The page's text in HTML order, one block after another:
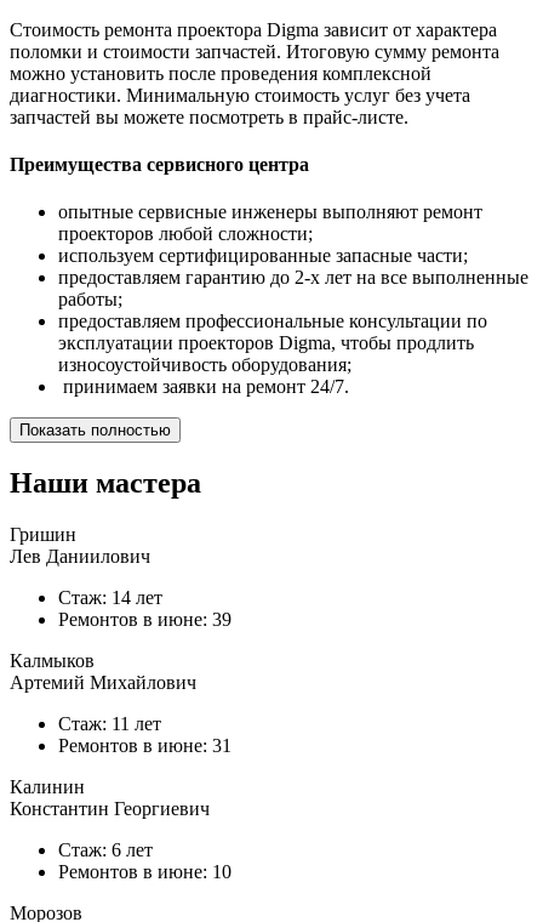
Стоимость ремонта проектора Digma зависит от характера
поломки и стоимости запчастей. Итоговую сумму ремонта
можно установить после проведения комплексной
диагностики. Минимальную стоимость услуг без учета
запчастей вы можете посмотреть в прайс-листе.
Преимущества сервисного центра
опытные сервисные инженеры выполняют ремонт
проекторов любой сложности;
используем сертифицированные запасные части;
предоставляем гарантию до 2-х лет на все выполненные
работы;
предоставляем профессиональные консультации по
эксплуатации проекторов Digma, чтобы продлить
износоустойчивость оборудования;
принимаем заявки на ремонт 24/7.
Показать полностью
Наши мастера
Гришин
Лев Даниилович
Стаж: 14 лет
Ремонтов в июне: 39
Калмыков
Артемий Михайлович
Стаж: 11 лет
Ремонтов в июне: 31
Калинин
Константин Георгиевич
Стаж: 6 лет
Ремонтов в июне: 10
Морозов